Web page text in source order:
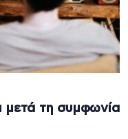
μετά τη συμφωνία